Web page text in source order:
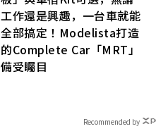
工作還是興趣，一台車就能
全部搞定！Modelista打造
的Complete Car「MRT」
備受矚目
Recommended by